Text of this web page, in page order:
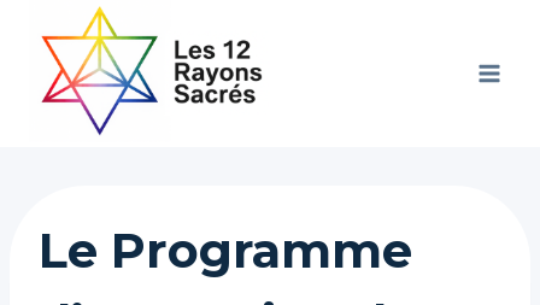
contenu
Le Programme